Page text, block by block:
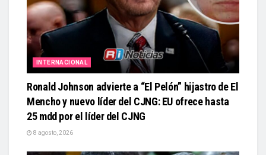
INTERNACIONAL
Ronald Johnson advierte a “El Pelón” hijastro de El
Mencho y nuevo líder del CJNG: EU ofrece hasta
25 mdd por el líder del CJNG
8 agosto, 2026